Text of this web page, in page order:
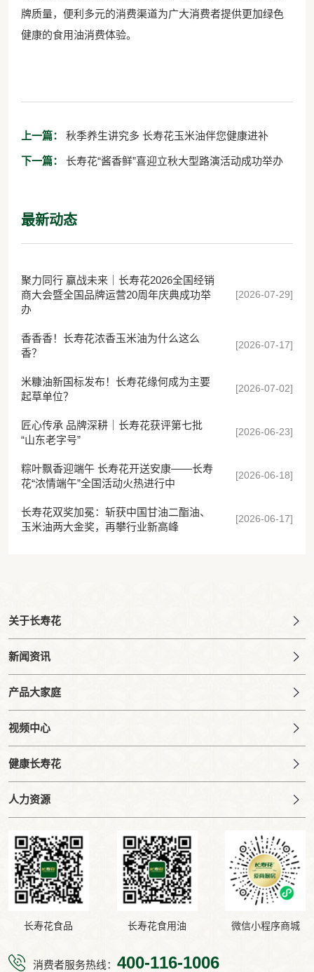
牌质量，便利多元的消费渠道为广大消费者提供更加绿色
健康的食用油消费体验。
上一篇： 秋季养生讲究多 长寿花玉米油伴您健康进补
下一篇： 长寿花“酱香鲜”喜迎立秋大型路演活动成功举办
最新动态
聚力同行 赢战未来｜长寿花2026全国经销
商大会暨全国品牌运营20周年庆典成功举
办
[2026-07-29]
香香香！长寿花浓香玉米油为什么这么
香？
[2026-07-17]
米糠油新国标发布！长寿花缘何成为主要
起草单位？
[2026-07-02]
匠心传承 品牌深耕｜长寿花获评第七批
“山东老字号”
[2026-06-23]
粽叶飘香迎端午 长寿花开送安康——长寿
花“浓情端午”全国活动火热进行中
[2026-06-18]
长寿花双奖加冕：斩获中国甘油二酯油、
玉米油两大金奖，再攀行业新高峰
[2026-06-17]
关于长寿花
新闻资讯
产品大家庭
视频中心
健康长寿花
人力资源
长寿花食品 长寿花食用油 微信小程序商城
消费者服务热线： 400-116-1006